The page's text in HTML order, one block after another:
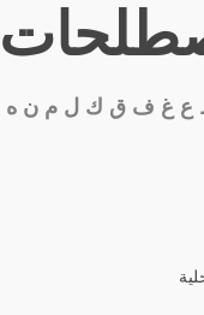
ع غ ف ق ك ل م ن ه